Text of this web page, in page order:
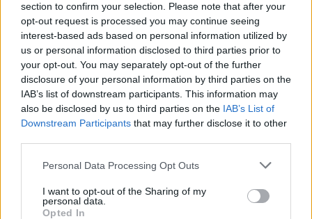
section to confirm your selection. Please note that after your
opt-out request is processed you may continue seeing
interest-based ads based on personal information utilized by
us or personal information disclosed to third parties prior to
your opt-out. You may separately opt-out of the further
disclosure of your personal information by third parties on the
IAB’s list of downstream participants. This information may
also be disclosed by us to third parties on the IAB’s List of
Downstream Participants that may further disclose it to other
Personal Data Processing Opt Outs
I want to opt-out of the Sharing of my
personal data.
Opted In
U
N
E
C
I E
N
C
I N
E
Q
U I E
N
Q
U I N C E
BUSCAR MÁS
RESPUESTAS
Por favor seleccione los niveles: